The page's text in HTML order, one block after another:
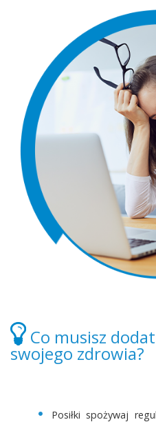
Co musisz
swojego zdrowia?
Posiłki spożywaj